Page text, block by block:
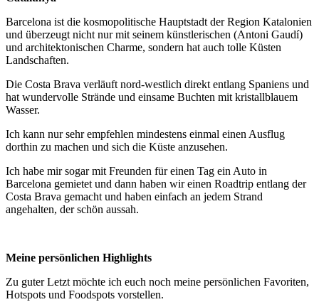
Barcelona ist die kosmopolitische Hauptstadt der Region Katalonien
und überzeugt nicht nur mit seinem künstlerischen (Antoni Gaudí)
und architektonischen Charme, sondern hat auch tolle Küsten
Landschaften.
Die Costa Brava verläuft nord-westlich direkt entlang Spaniens und
hat wundervolle Strände und einsame Buchten mit kristallblauem
Wasser.
Ich kann nur sehr empfehlen mindestens einmal einen Ausflug
dorthin zu machen und sich die Küste anzusehen.
Ich habe mir sogar mit Freunden für einen Tag ein Auto in
Barcelona gemietet und dann haben wir einen Roadtrip entlang der
Costa Brava gemacht und haben einfach an jedem Strand
angehalten, der schön aussah.
Meine persönlichen Highlights
Zu guter Letzt möchte ich euch noch meine persönlichen Favoriten,
Hotspots und Foodspots vorstellen.